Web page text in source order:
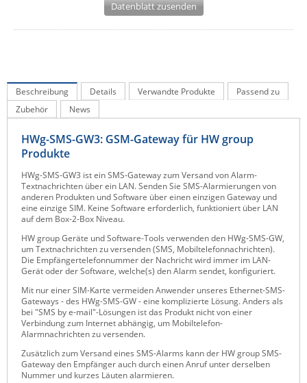
Kramer Electronics
LigoWave
Milesight
Netio
Panorama Antennas
PatchSee
Power Kingdom
Poynting
Raritan
Riello UPS
Server Technology
Siretta
SIRIO Antenne
Sunbird
Datenblatt zusenden
Beschreibung Details Verwandte Produkte
Passend zu
Zubehör
News
HWg-SMS-GW3: GSM-Gateway für HW group
Produkte
HWg-SMS-GW3 ist ein SMS-Gateway zum Versand von Alarm-
Textnachrichten über ein LAN. Senden Sie SMS-Alarmierungen von
anderen Produkten und Software über einen einzigen Gateway und
eine einzige SIM. Keine Software erforderlich, funktioniert über LAN
auf dem Box-2-Box Niveau.
HW group Geräte und Software-Tools verwenden den HWg-SMS-GW,
um Textnachrichten zu versenden (SMS, Mobiltelefonnachrichten).
Die Empfängertelefonnummer der Nachricht wird immer im LAN-
Gerät oder der Software, welche(s) den Alarm sendet, konfiguriert.
Mit nur einer SIM-Karte vermeiden Anwender unseres Ethernet-SMS-
Gateways - des HWg-SMS-GW - eine komplizierte Lösung. Anders als
bei "SMS by e-mail"-Lösungen ist das Produkt nicht von einer
Verbindung zum Internet abhängig, um Mobiltelefon-
Alarmnachrichten zu versenden.
Zusätzlich zum Versand eines SMS-Alarms kann der HW group SMS-
Gateway den Empfänger auch durch einen Anruf unter derselben
Nummer und kurzes Läuten alarmieren.